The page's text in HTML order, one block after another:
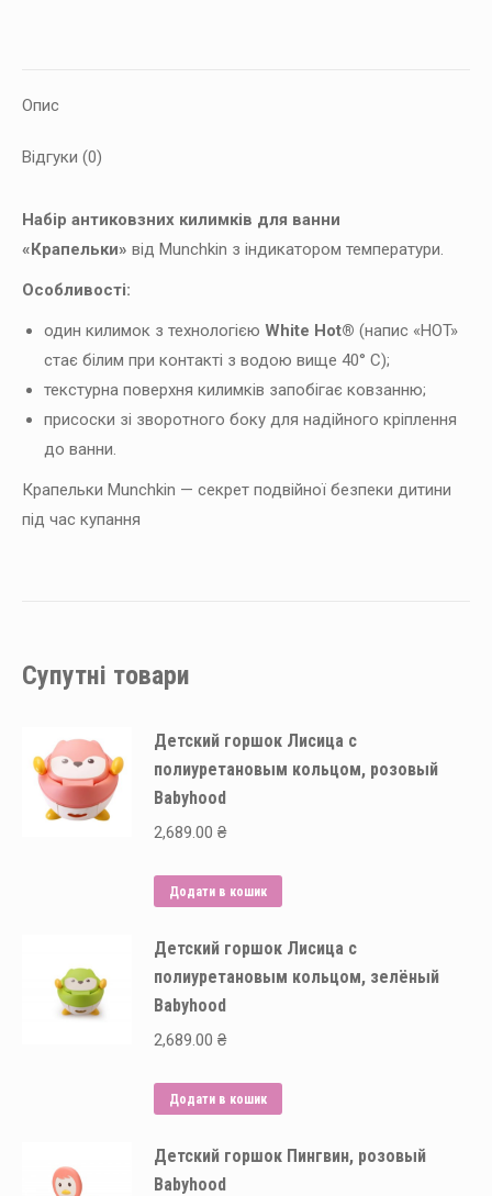
Опис
Відгуки (0)
Набір антиковзних килимків для ванни
«Крапельки» від Munchkin з індикатором температури.
Особливості:
один килимок з технологією White Hot® (напис «HOT»
стає білим при контакті з водою вище 40° C);
текстурна поверхня килимків запобігає ковзанню;
присоски зі зворотного боку для надійного кріплення
до ванни.
Крапельки Munchkin — секрет подвійної безпеки дитини
під час купання
Супутні товари
Детский горшок Лисица с
полиуретановым кольцом, розовый
Babyhood
2,689.00 ₴
Додати в кошик
Детский горшок Лисица с
полиуретановым кольцом, зелёный
Babyhood
2,689.00 ₴
Додати в кошик
Детский горшок Пингвин, розовый
Babyhood